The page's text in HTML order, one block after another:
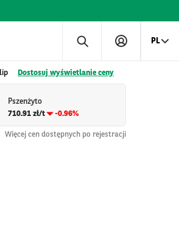
PL
Dostosuj wyświetlanie ceny
Pszenżyto
710.91 zł/t
-0.96%
Więcej cen dostępnych po rejestracji